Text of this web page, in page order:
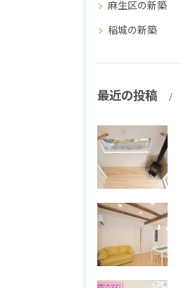
麻生区の新築
稲城の新築
最近の投稿